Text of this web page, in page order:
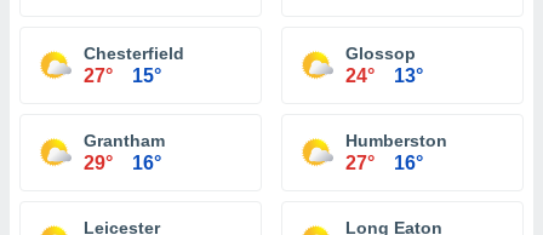
Chesterfield
27° 15°
Glossop
24° 13°
Grantham
29° 16°
Humberston
27° 16°
Leicester Long Eaton